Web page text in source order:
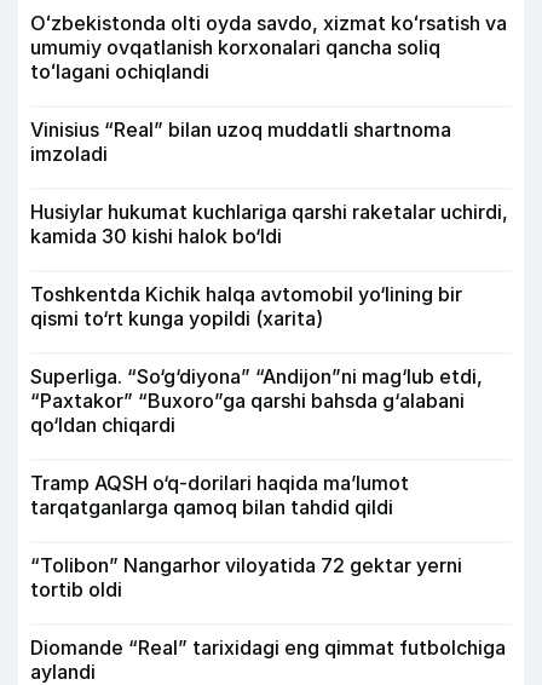
Oʻzbekistonda olti oyda savdo, xizmat koʻrsatish va
umumiy ovqatlanish korxonalari qancha soliq
toʻlagani ochiqlandi
Vinisius “Real” bilan uzoq muddatli shartnoma
imzoladi
Husiylar hukumat kuchlariga qarshi raketalar uchirdi,
kamida 30 kishi halok bo‘ldi
Toshkentda Kichik halqa avtomobil yo‘lining bir
qismi to‘rt kunga yopildi (xarita)
Superliga. “So‘g‘diyona” “Andijon”ni mag‘lub etdi,
“Paxtakor” “Buxoro”ga qarshi bahsda g‘alabani
qo‘ldan chiqardi
Tramp AQSH o‘q-dorilari haqida ma’lumot
tarqatganlarga qamoq bilan tahdid qildi
“Tolibon” Nangarhor viloyatida 72 gektar yerni
tortib oldi
Diomande “Real” tarixidagi eng qimmat futbolchiga
aylandi